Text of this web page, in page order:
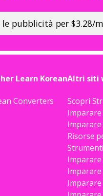
le pubblicità per $3.28/
Learn Korean
Converters
Altri siti
Scopri
Imparare
Imparare
Risorse
Imparare